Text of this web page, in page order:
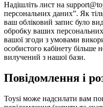
Надішліть лист на
персональних даних”. Як
ваш обліковий запис було
обробку ваших
вашої згоди з умовами
особистого кабінету більше
вилучений з нашої бази.
Повідомлення і
Toysi може надсилати вам